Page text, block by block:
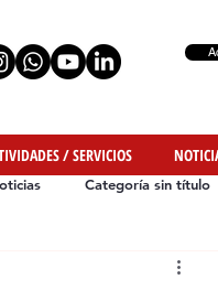
/ SERVICIOS
Categoría sin título